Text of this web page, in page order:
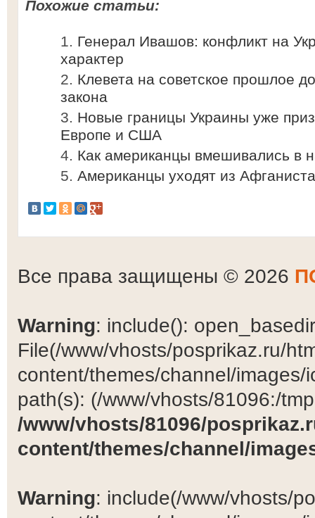
Похожие статьи:
Генерал Ивашов: конфликт на
характер
Клевета на советское прошлое
закона
Новые границы Украины уже
Европе и США
Как американцы вмешивались в
Американцы уходят из
Все права защищены © 2026
Warning: include():
File(/www/vhosts/posprikaz.ru/
content/themes/channel/
path(s): (/www/vhosts/81096:/
/www/vhosts/81096/
content/themes/channel/
Warning: include(/www/vhosts/